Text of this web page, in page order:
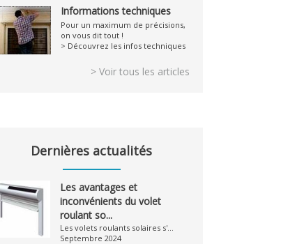
Informations techniques
Pour un maximum de précisions,
on vous dit tout !
> Découvrez les infos techniques
> Voir tous les articles
Dernières actualités
Les avantages et
inconvénients du volet
roulant so...
Les volets roulants solaires s'...
Septembre 2024